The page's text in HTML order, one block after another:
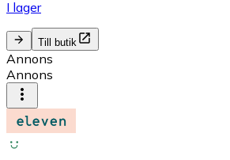
I lager
Till butik
Annons
Annons